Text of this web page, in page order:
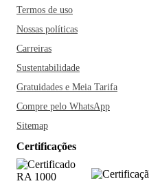
Termos de uso
Nossas políticas
Carreiras
Sustentabilidade
Gratuidades e Meia Tarifa
Compre pelo WhatsApp
Sitemap
Certificações